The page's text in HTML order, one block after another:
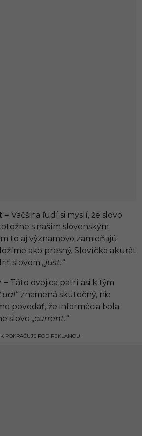
– Väčšina ľudí si myslí, že slovo
s naším slovenským
to aj významovo zamieňajú.
ako presný. Slovíčko akurát
slovom „just.“
– Táto dvojica patrí asi k tým
znamená skutočný, nie
povedať, že informácia bola
slovo „current.“
POKRAČUJE POD REKLAMOU